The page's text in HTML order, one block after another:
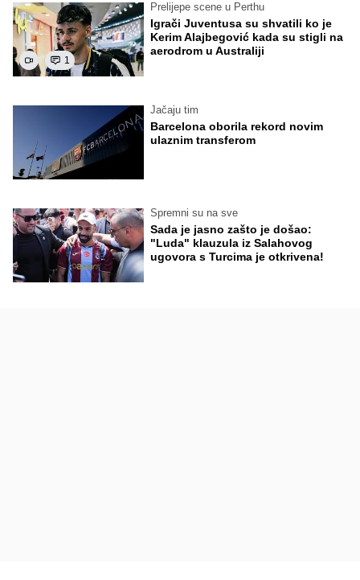
1
Prelijepe scene u Perthu
Igrači Juventusa su shvatili ko je
Kerim Alajbegović kada su stigli na
aerodrom u Australiji
Jačaju tim
Barcelona oborila rekord novim
ulaznim transferom
Spremni su na sve
Sada je jasno zašto je došao:
"Luda" klauzula iz Salahovog
ugovora s Turcima je otkrivena!